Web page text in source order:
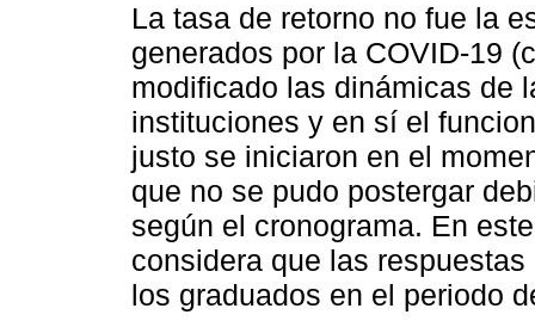
La tasa de retorno no fue la
generados por la COVID-19
modificado las dinámicas de
instituciones y en sí el
justo se iniciaron en el
que no se pudo postergar
según el cronograma. En
considera que las
los graduados en el periodo